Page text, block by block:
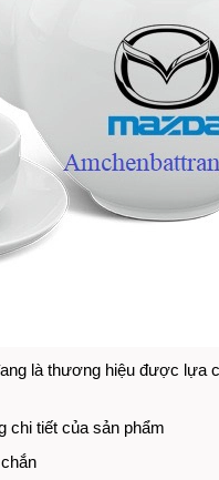
là thương hiệu được lựa
chi tiết của sản phẩm